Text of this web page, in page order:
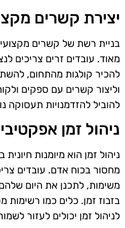
יצירת קשרים
בניית רשת של קשרים
מאוד. עובדים זרים צריכים
להכיר קולגות מהתחום,
וליצור קשרים עם ספקים
להוביל להזדמנויות תעסוקה
ניהול זמן אפקטיבי
ניהול זמן הוא מיומנות
מחסור בכוח אדם. עובדים
משימות, לתכנן את היום
בזבוז זמן. כלים כמו רשימות
לניהול זמן יכולים לעזור